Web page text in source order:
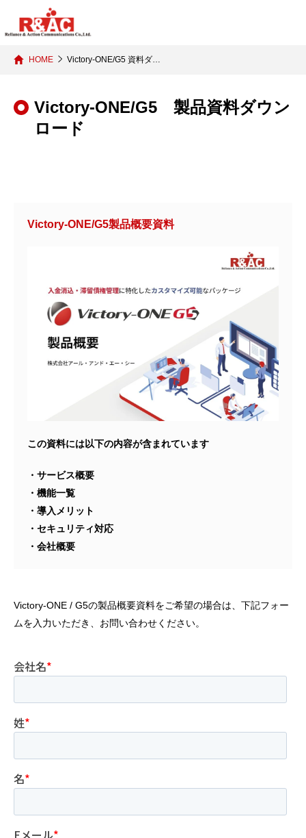
Victory-ONE/G5 製品資料ダウン
ロード
HOME Victory-ONE/G5 資料ダ…
Victory-ONE/G5製品概要資料
この資料には以下の内容が含まれています
・サービス概要
・機能一覧
・導入メリット
・セキュリティ対応
・会社概要
Victory-ONE / G5の製品概要資料をご希望の場合は、下記フォー
ムを入力いただき、お問い合わせください。